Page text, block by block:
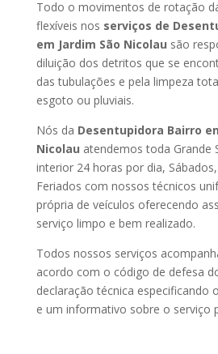
Todo o movimentos de rotação
flexíveis nos serviços de
em Jardim São Nicolau são
diluição dos detritos que se
das tubulações e pela limpeza
esgoto ou pluviais.
Nós da Desentupidora Bairro
Nicolau atendemos toda Grande
interior 24 horas por dia,
Feriados com nossos técnicos
própria de veículos oferecendo
serviço limpo e bem realizado.
Todos nossos serviços
acordo com o código de defesa
declaração técnica especificando
e um informativo sobre o serviço